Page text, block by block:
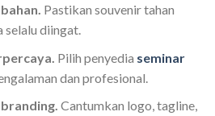
Pastikan souvenir tahan
selalu diingat.
Pilih penyedia seminar
dan profesional.
Cantumkan logo, tagline,